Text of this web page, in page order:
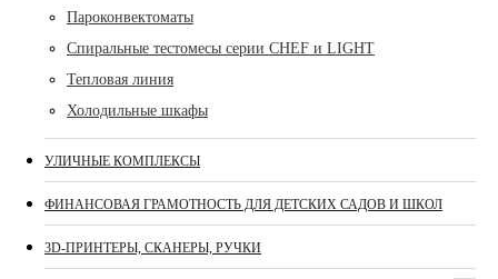
Пароконвектоматы
Спиральные тестомесы серии CHEF и LIGHT
Тепловая линия
Холодильные шкафы
УЛИЧНЫЕ КОМПЛЕКСЫ
ФИНАНСОВАЯ ГРАМОТНОСТЬ ДЛЯ ДЕТСКИХ САДОВ И ШКОЛ
3D-ПРИНТЕРЫ, СКАНЕРЫ, РУЧКИ